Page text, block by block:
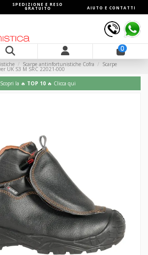
SPEDIZIONE E RESO
GRATUITO AIUTO E CONTATTI
0
Scarpe antinfortunistiche Cofra Scarpe
UK S3 M SRC 22021-000
Scopri la 🔥 TOP 10 🔥 Clicca qui